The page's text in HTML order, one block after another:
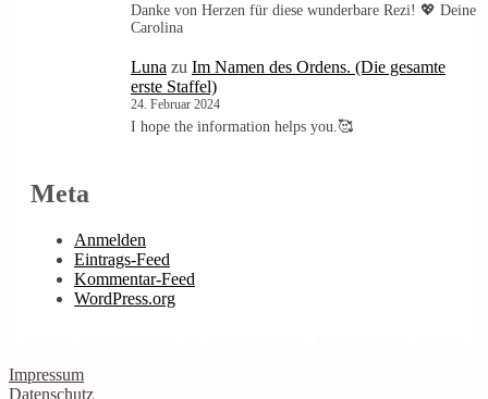
Danke von Herzen für diese wunderbare Rezi! 💖 Deine
Carolina
Luna zu Im Namen des Ordens. (Die gesamte
erste Staffel)
24. Februar 2024
I hope the information helps you.🥰
Meta
Anmelden
Eintrags-Feed
Kommentar-Feed
WordPress.org
Impressum
Datenschutz